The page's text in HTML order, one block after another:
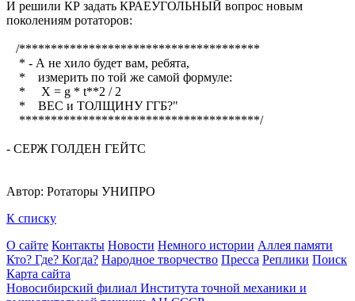
И решили КР задать КРАЕУГОЛЬНЫЙ вопрос новым
поколениям ротаторов:
/**************************************
* - А не хило будет вам, ребята,
* измерить по той же самой формуле:
* X = g * t**2 / 2
* ВЕС и ТОЛЩИНУ ГГБ?"
**************************************/
- СЕРЖ ГОЛДЕН ГЕЙТС
Автор: Ротаторы УНИПРО
К списку
О сайте Контакты Новости Немного истории Аллея памяти
Кто? Где? Когда? Народное творчество Пресса Реплики Поиск
Карта сайта
Новосибирский филиал Института точной механики и